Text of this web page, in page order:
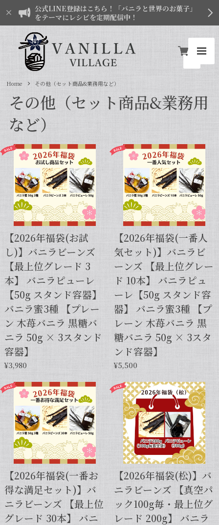
公式LINE登録はこちら！「バニラと世界のお菓子」
をテーマにレシピを定期配信中！
Home その他（セット商品&業務用など）
その他（セット商品&業務用
など）
【2026年福袋(お試
し)】バニラビーンズ
【最上位グレード 3
本】 バニラピューレ
【50g スタンド容器】
バニラ蜜3種 【プレー
ン 木苺バニラ 黒糖バ
ニラ 50g × 3スタンド
容器】
¥3,980
【2026年福袋(一番人
気セット)】バニラビ
ーンズ 【最上位グレー
ド 10本】 バニラピュ
ーレ【50g スタンド容
器】 バニラ蜜3種 【プ
レーン 木苺バニラ 黒
糖バニラ 50g × 3スタ
ンド容器】
¥5,500
【2026年福袋(一番お
得な満足セット)】バ
ニラビーンズ 【最上位
グレード 30本】 バニ
【2026年福袋(松)】バ
ニラビーンズ 【真空パ
ック100g毎・最上位グ
レード 200g】 バニラ